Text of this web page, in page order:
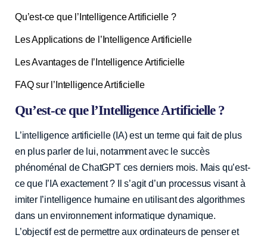
Qu’est-ce que l’Intelligence Artificielle ?
Les Applications de l’Intelligence Artificielle
Les Avantages de l’Intelligence Artificielle
FAQ sur l’Intelligence Artificielle
Qu’est-ce que l’Intelligence Artificielle ?
L’intelligence artificielle (IA) est un terme qui fait de plus
en plus parler de lui, notamment avec le succès
phénoménal de ChatGPT ces derniers mois. Mais qu’est-
ce que l’IA exactement ? Il s’agit d’un processus visant à
imiter l’intelligence humaine en utilisant des algorithmes
dans un environnement informatique dynamique.
L’objectif est de permettre aux ordinateurs de penser et